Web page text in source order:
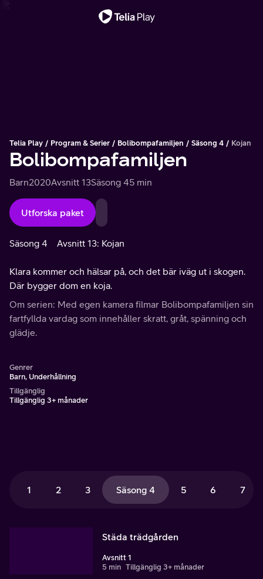
Telia Play Program & Serier Bolibompafamiljen Säsong 4 Kojan
Bolibompafamiljen
Barn2020Avsnitt 13Säsong 45 min
Utforska paket
Säsong 4 Avsnitt 13: Kojan
Klara kommer och hälsar på, och det bär iväg ut i skogen.
Där bygger dom en koja.
Om serien: Med egen kamera filmar Bolibompafamiljen sin
fartfyllda vardag som innehåller skratt, gråt, spänning och
glädje.
Genrer
Barn, Underhållning
Tillgänglig
Tillgänglig 3+ månader
1 2 3 Säsong 4 5 6 7
Städa trädgården
Avsnitt 1
5 min Tillgänglig 3+ månader